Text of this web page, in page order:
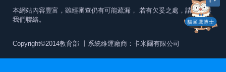
貓頭鷹博士
本網站內容豐富，雖經審查仍有可能疏漏， 若有欠妥之處，請隨時與
我們聯絡。
Copyright©2014教育部 丨系統維運廠商：卡米爾有限公司